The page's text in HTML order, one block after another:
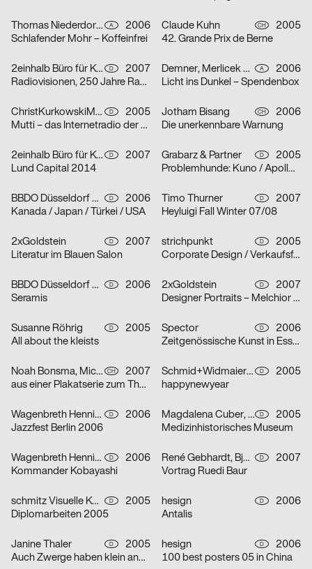
Thomas Niederdorfer, Demner, Merlicek & Bergmann A
2006
Schlafender Mohr – Koffeinfrei
Claude Kuhn CH
2005
42. Grande Prix de Berne
2einhalb Büro für Kommunikation, mischen D
2007
Radiovisionen, 250 Jahre Radio
Demner, Merlicek & Bergmann A
2006
Licht ins Dunkel – Spendenbox
ChristKurkowskiMannsSchmidt D
2005
Mutti – das Internetradio der Kunsthochschule Berlin-Weißensee
Jotham Bisang CH
2006
Die unerkennbare Warnung
2einhalb Büro für Kommunikation, Camilla Ander, Anna Norberg D
2007
Lund Capital 2014
Grabarz & Partner D
2005
Problemhunde: Kuno / Apollo / Beverly
BBDO Düsseldorf GmbH D
2006
Kanada / Japan / Türkei / USA
Timo Thurner D
2007
Heyluigi Fall Winter 07/08
2xGoldstein D
2007
Literatur im Blauen Salon
strichpunkt D
2005
Corporate Design / Verkaufsförderung / Text
BBDO Düsseldorf GmbH D
2006
Seramis
2xGoldstein D
2007
Designer Portraits – Melchior Imboden
Susanne Röhrig D
2005
All about the kleists
Spector D
2006
Zeitgenössische Kunst in Essen
Noah Bonsma, Michael Flückiger, Sabrina Tiller CH
2007
aus einer Plakatserie zum Thema Integration
Schmid+Widmaier Design D
2005
happynewyear
Wagenbreth Henning D
2006
Jazzfest Berlin 2006
Magdalena Cuber, Manuel Rigel D
2005
Medizinhistorisches Museum
Wagenbreth Henning D
2006
Kommander Kobayashi
René Gebhardt, Björn Kernspeckt, Sebastian Locke D
2007
Vortrag Ruedi Baur
schmitz Visuelle Kommunikation D
2005
Diplomarbeiten 2005
hesign D
2006
Antalis
Janine Thaler D
2005
Auch Zwerge haben klein angefangen
hesign D
2006
100 best posters 05 in China